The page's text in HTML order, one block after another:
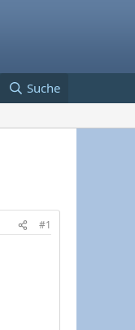
Suche
#1